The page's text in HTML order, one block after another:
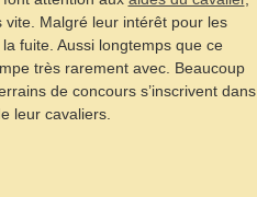
Malgré leur intérêt pour les
fuite. Aussi longtemps que ce
très rarement avec. Beaucoup
de concours s’inscrivent dans
leur cavaliers.